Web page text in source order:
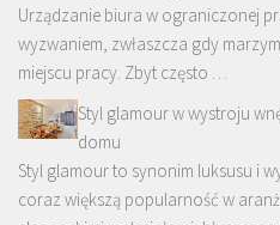
Urządzanie biura w ograniczonej
wyzwaniem, zwłaszcza gdy
miejscu pracy. Zbyt często …
Styl glamour w wystroju
domu
Styl glamour to synonim luksusu i
coraz większą popularność w